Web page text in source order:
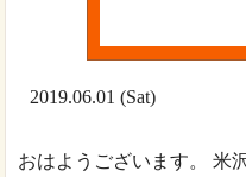
2019.06.01 (Sat)
おはようございます。 米